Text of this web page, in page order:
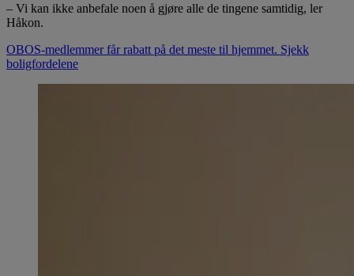
– Vi kan ikke anbefale noen å gjøre alle de tingene samtidig, ler
Håkon.
OBOS-medlemmer får rabatt på det meste til hjemmet. Sjekk
boligfordelene